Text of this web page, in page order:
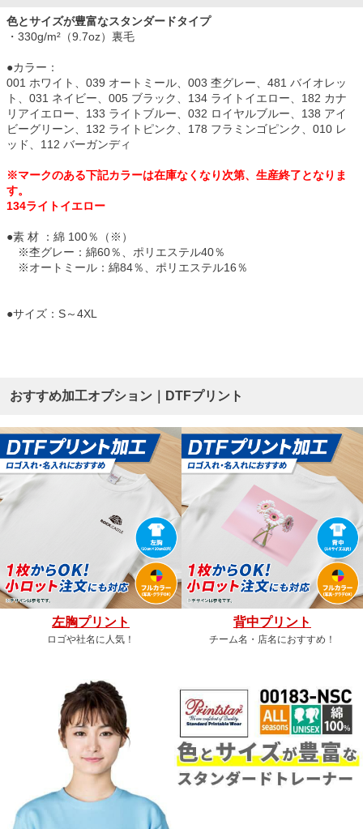
色とサイズが豊富なスタンダードタイプ
・330g/m²（9.7oz）裏毛
●カラー：
001 ホワイト、039 オートミール、003 杢グレー、481 バイオレッ
ト、031 ネイビー、005 ブラック、134 ライトイエロー、182 カナ
リアイエロー、133 ライトブルー、032 ロイヤルブルー、138 アイ
ビーグリーン、132 ライトピンク、178 フラミンゴピンク、010 レ
ッド、112 バーガンディ
※マークのある下記カラーは在庫なくなり次第、生産終了となりま
す。
134ライトイエロー
●素 材 ：綿 100％（※）
※杢グレー：綿60％、ポリエステル40％
※オートミール：綿84％、ポリエステル16％
●サイズ：S～4XL
おすすめ加工オプション｜DTFプリント
左胸プリント
ロゴや社名に人気！
背中プリント
チーム名・店名におすすめ！